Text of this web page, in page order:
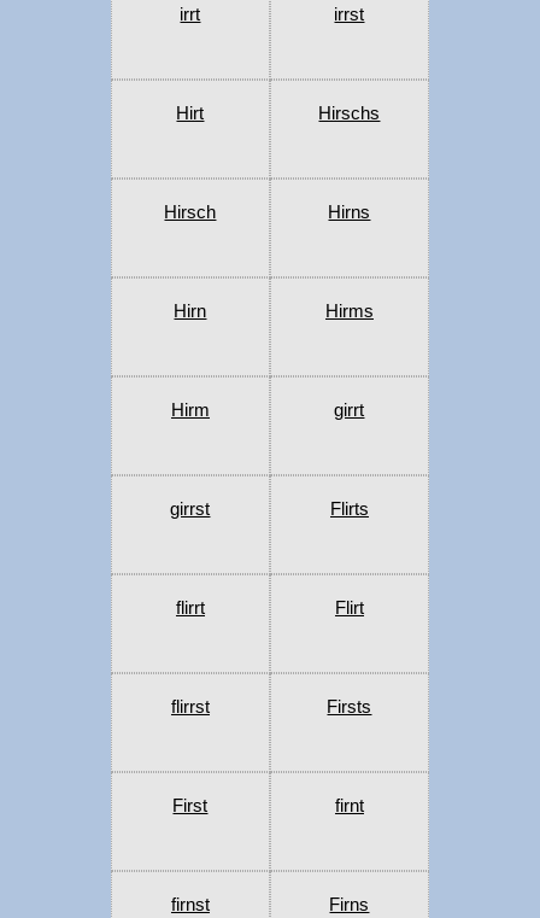
irrt irrst
Hirt Hirschs
Hirsch Hirns
Hirn Hirms
Hirm girrt
girrst Flirts
flirrt Flirt
flirrst Firsts
First firnt
firnst Firns